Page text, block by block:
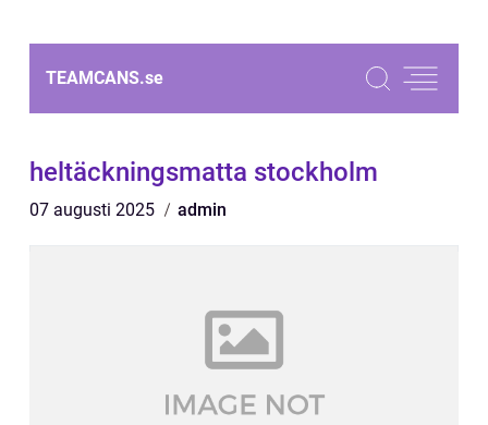
TEAMCANS.se
heltäckningsmatta stockholm
07 augusti 2025 admin